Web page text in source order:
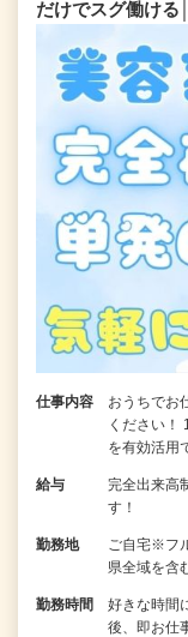
だけでスグ働ける
仕事内容
おうちでお
ください！
を有効活用
給与
完全出来高
す！
勤務地
ご自宅※フ
県全域を含
勤務時間
好きな時間
後、即お仕